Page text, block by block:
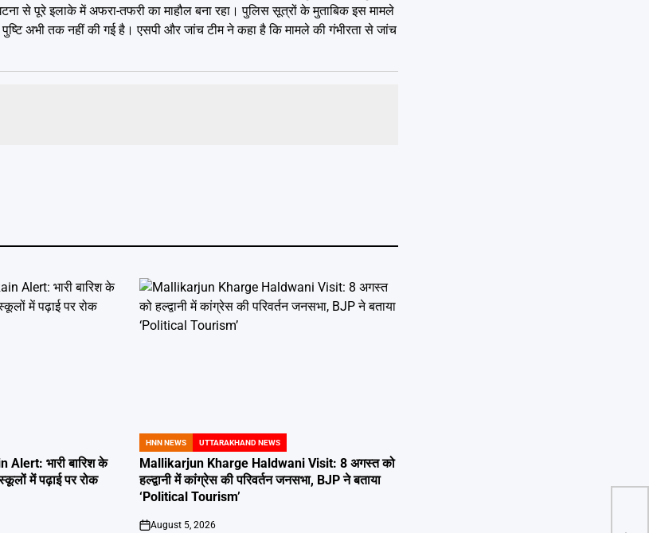
से पूरे इलाके में अफरा-तफरी का माहौल बना रहा। पुलिस सूत्रों के मुताबिक इस मामले
अभी तक नहीं की गई है। एसपी और जांच टीम ने कहा है कि मामले की गंभीरता से जांच
भारी बारिश के
स्कूलों में पढ़ाई पर रोक
POSTED
IN
HNN NEWS UTTARAKHAND NEWS
Mallikarjun Kharge Haldwani Visit: 8 अगस्त को
हल्द्वानी में कांग्रेस की परिवर्तन जनसभा, BJP ने बताया
‘Political Tourism’
on
August 5, 2026